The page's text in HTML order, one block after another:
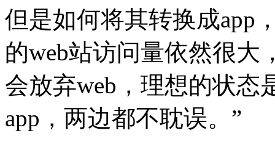
但是如何将其转换成app
的web站访问量依然很大
会放弃web，理想的状态
app，两边都不耽误。”